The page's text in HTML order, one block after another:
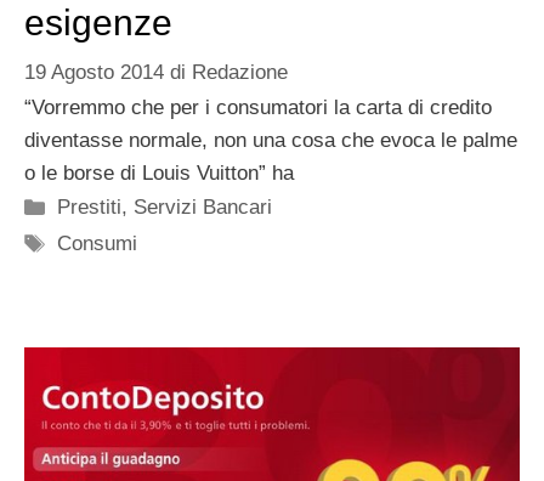
esigenze
19 Agosto 2014 di Redazione
“Vorremmo che per i consumatori la carta di credito
diventasse normale, non una cosa che evoca le palme
o le borse di Louis Vuitton” ha
Categorie
Prestiti, Servizi Bancari
Tag
Consumi